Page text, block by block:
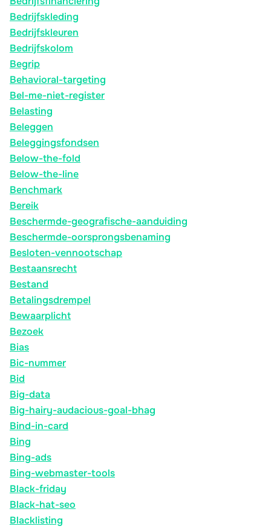
Bedrijfskleding
Bedrijfskleuren
Bedrijfskolom
Begrip
Behavioral-targeting
Bel-me-niet-register
Belasting
Beleggen
Beleggingsfondsen
Below-the-fold
Below-the-line
Benchmark
Bereik
Beschermde-geografische-aanduiding
Beschermde-oorsprongsbenaming
Besloten-vennootschap
Bestaansrecht
Bestand
Betalingsdrempel
Bewaarplicht
Bezoek
Bias
Bic-nummer
Bid
Big-data
Big-hairy-audacious-goal-bhag
Bind-in-card
Bing
Bing-ads
Bing-webmaster-tools
Black-friday
Black-hat-seo
Blacklisting